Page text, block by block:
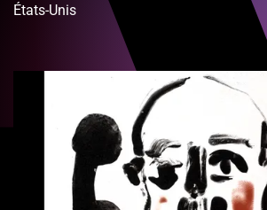
États-Unis